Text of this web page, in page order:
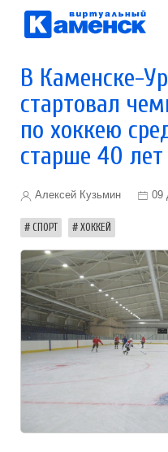
В Каменске-
стартовал
по хоккею
старше 40 лет
Алексей Кузьмин 09
СПОРТ ХОККЕЙ